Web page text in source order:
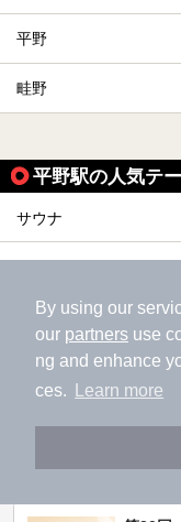
By using our
our partners use
ng and enhance
ces.
Learn more
平野
畦野
平野駅の人気テ
サウナ
駅近（徒歩10分以内）
エステ・マッサージ